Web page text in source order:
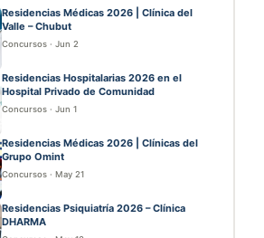
Residencias Médicas 2026 | Clínica del
Valle – Chubut
Concursos · Jun 2
Residencias Hospitalarias 2026 en el
Hospital Privado de Comunidad
Concursos · Jun 1
Residencias Médicas 2026 | Clínicas del
Grupo Omint
Concursos · May 21
Residencias Psiquiatría 2026 – Clínica
DHARMA